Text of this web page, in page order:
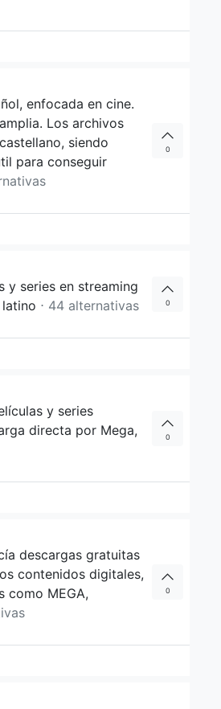
enfocada en cine.
Los archivos
siendo
para conseguir
0
y series en streaming
⋅ 44 alternativas 0
y series
directa por Mega,
0
descargas gratuitas
contenidos digitales,
como MEGA,
0